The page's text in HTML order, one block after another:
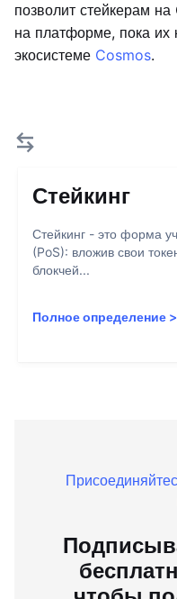
позволит стейкерам
на платформе, пока их
экосистеме Cosmos.
Стейкинг
Стейкинг - это форма
(PoS): вложив свои
блокчей...
Полное определение >